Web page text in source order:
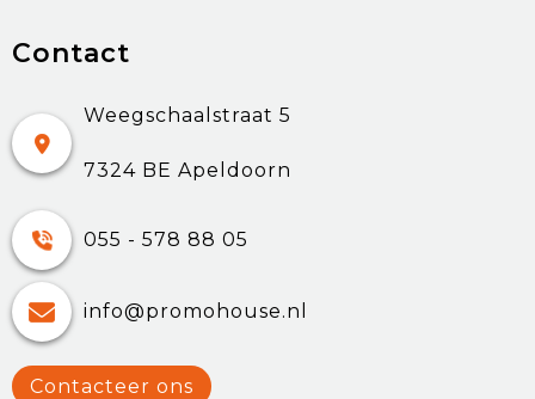
Contact
Weegschaalstraat 5
7324 BE Apeldoorn
055 - 578 88 05
info@promohouse.nl
Contacteer ons